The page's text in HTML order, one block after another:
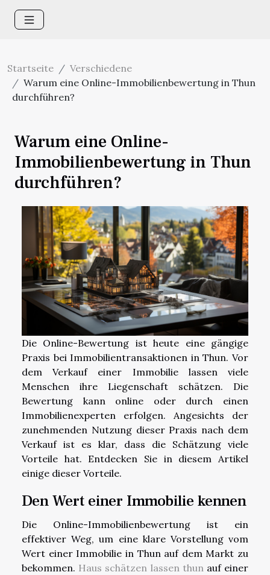
Startseite
Verschiedene
Warum eine Online-Immobilienbewertung in Thun
durchführen?
Warum eine Online-
Immobilienbewertung in Thun
durchführen?
Die Online-Bewertung ist heute eine gängige
Praxis bei Immobilientransaktionen in Thun. Vor
dem Verkauf einer Immobilie lassen viele
Menschen ihre Liegenschaft schätzen. Die
Bewertung kann online oder durch einen
Immobilienexperten erfolgen. Angesichts der
zunehmenden Nutzung dieser Praxis nach dem
Verkauf ist es klar, dass die Schätzung viele
Vorteile hat. Entdecken Sie in diesem Artikel
einige dieser Vorteile.
Den Wert einer Immobilie kennen
Die Online-Immobilienbewertung ist ein
effektiver Weg, um eine klare Vorstellung vom
Wert einer Immobilie in Thun auf dem Markt zu
bekommen. Haus schätzen lassen thun auf einer